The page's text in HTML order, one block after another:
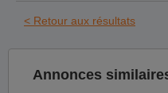
< Retour aux résultats
Annonces